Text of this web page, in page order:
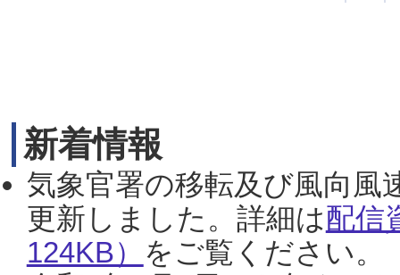
新着情報
気象官署の移転及び風向風
更新しました。詳細は配信
124KB） をご覧ください。